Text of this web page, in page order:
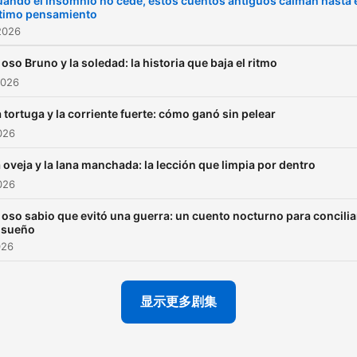
confía en una luz pequeña
noches en las que la casa
acuestas y aparece una lista
hecho, lo que se te olvidó.
cualquier parte: en un
recuerdo, en un mensaje
pensamiento
oso Bruno y la soledad: la historia que baja el ritmo
tortuga y la corriente fuerte: cómo ganó sin pelear
oveja y la lana manchada: la lección que limpia por dentro
oso sabio que evitó una guerra: un cuento nocturno para
显示更多剧集